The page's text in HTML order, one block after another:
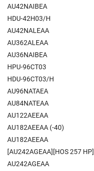
AU42NAIBEA
HDU-42H03/H
AU42NALEAA
AU362ALEAA
AU36NAIBEA
HPU-96CT03
HDU-96CT03/H
AU96NATAEA
AU84NATEAA
AU122AEEAA
AU182AEEAA (-40)
AU182AEEAA
[AU242AGEAA][HOS 257 HP]
AU242AGEAA